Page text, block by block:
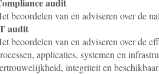
beoordelen van en adviseren over de
audit
beoordelen van en adviseren over de
applicaties, systemen en
integriteit en